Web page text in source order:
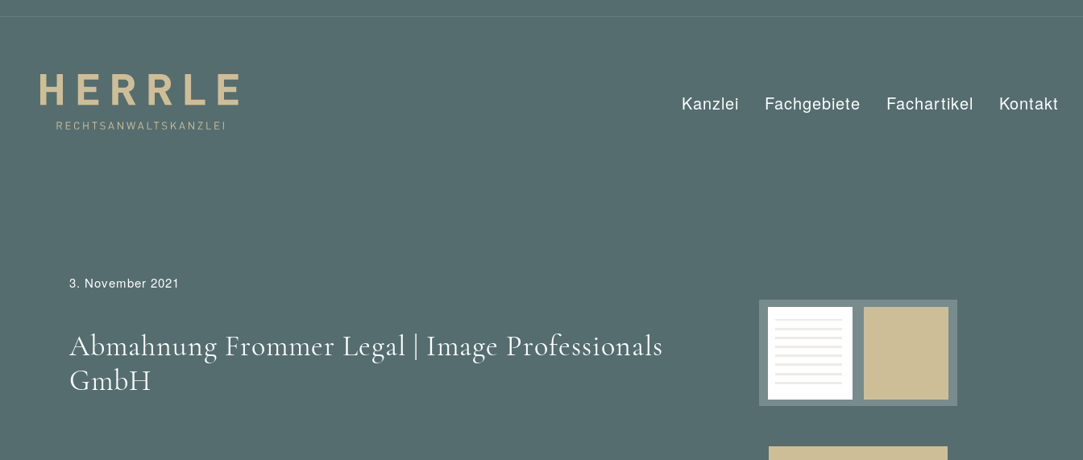
Kanzlei Fachgebiete Fachartikel Kontakt
3. November 2021
Abmahnung Frommer Legal | Image Professionals
GmbH